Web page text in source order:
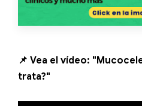
📌 Vea el vídeo:
trata?"